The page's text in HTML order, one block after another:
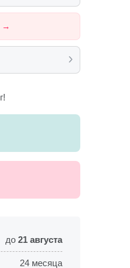
→
до 21 августа
24 месяца